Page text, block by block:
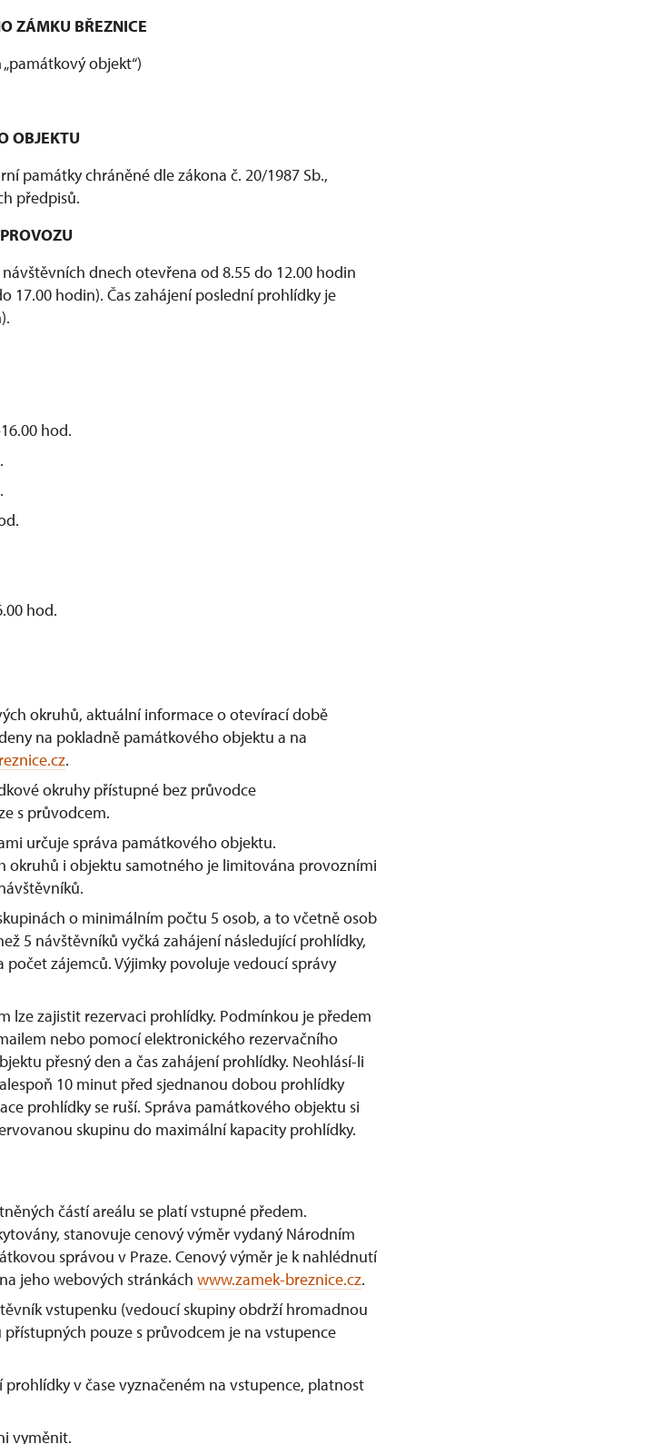
ZÁMKU BŘEZNICE
„památkový objekt“)
OBJEKTU
památky chráněné dle zákona č. 20/1987 Sb.,
předpisů.
dnech otevřena od 8.55 do 12.00 hodin
17.00 hodin). Čas zahájení poslední prohlídky je
hod.
hod.
okruhů, aktuální informace o otevírací době
na pokladně památkového objektu a na
.
okruhy přístupné bez průvodce
s průvodcem.
určuje správa památkového objektu.
okruhů i objektu samotného je limitována provozními
o minimálním počtu 5 osob, a to včetně osob
5 návštěvníků vyčká zahájení následující prohlídky,
počet zájemců. Výjimky povoluje vedoucí správy
lze zajistit rezervaci prohlídky. Podmínkou je předem
nebo pomocí elektronického rezervačního
přesný den a čas zahájení prohlídky. Neohlásí-li
10 minut před sjednanou dobou prohlídky
prohlídky se ruší. Správa památkového objektu si
skupinu do maximální kapacity prohlídky.
částí areálu se platí vstupné předem.
stanovuje cenový výměr vydaný Národním
správou v Praze. Cenový výměr je k nahlédnutí
jeho webových stránkách www.zamek-breznice.cz.
vstupenku (vedoucí skupiny obdrží hromadnou
pouze s průvodcem je na vstupence
v čase vyznačeném na vstupence, platnost
vyměnit.